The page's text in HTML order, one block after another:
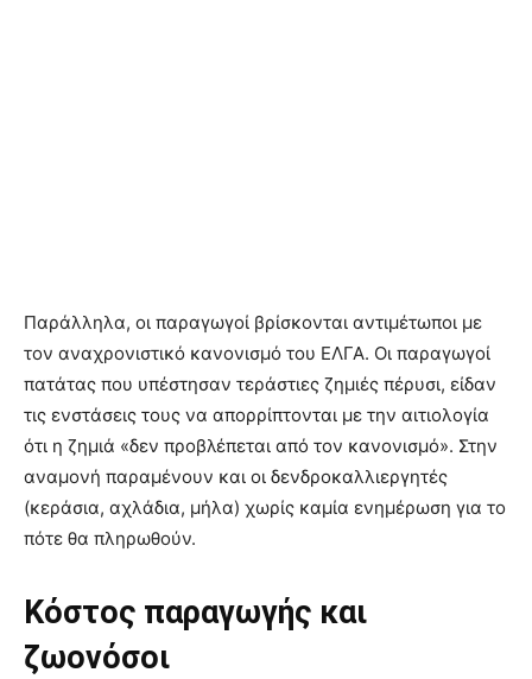
Παράλληλα, οι παραγωγοί βρίσκονται αντιμέτωποι με
τον αναχρονιστικό κανονισμό του ΕΛΓΑ. Οι παραγωγοί
πατάτας που υπέστησαν τεράστιες ζημιές πέρυσι, είδαν
τις ενστάσεις τους να απορρίπτονται με την αιτιολογία
ότι η ζημιά «δεν προβλέπεται από τον κανονισμό». Στην
αναμονή παραμένουν και οι δενδροκαλλιεργητές
(κεράσια, αχλάδια, μήλα) χωρίς καμία ενημέρωση για το
πότε θα πληρωθούν.
Κόστος παραγωγής και
ζωονόσοι